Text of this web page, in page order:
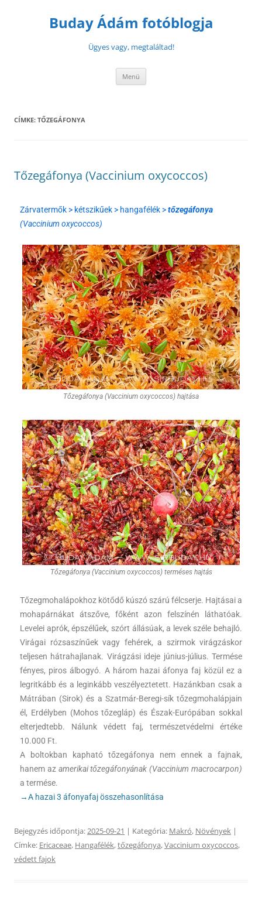
Buday Ádám fotóblogja
Ügyes vagy, megtaláltad!
Menü
CÍMKE: TŐZEGÁFONYA
Tőzegáfonya (Vaccinium oxycoccos)
Zárvatermők > kétszikűek > hangafélék >tőzegáfonya
(Vaccinium oxycoccos)
Tőzegáfonya (Vaccinium oxycoccos) hajtása
Tőzegáfonya (Vaccinium oxycoccos) terméses hajtás
Tőzegmohalápokhoz kötődő kúszó szárú félcserje. Hajtásai a
mohapárnákat átszőve, főként azon felszínén láthatóak.
Levelei aprók, épszélűek, szórt állásúak, a levek széle behajló.
Virágai rózsaszínűek vagy fehérek, a szirmok virágzáskor
teljesen hátrahajlanak. Virágzási ideje június-július. Termése
fényes, piros álbogyó. A három hazai áfonya faj közül ez a
legritkább és a leginkább veszélyeztetett. Hazánkban csak a
Mátrában (Sirok) és a Szatmár-Beregi-sík tőzegmohalápjain
él, Erdélyben (Mohos tőzegláp) és Észak-Európában sokkal
elterjedtebb. Nálunk védett faj, természetvédelmi értéke
10.000 Ft.
A boltokban kapható tőzegáfonya nem ennek a fajnak,
hanem az amerikai tőzegáfonyának (Vaccinium macrocarpon)
a termése.
→A hazai 3 áfonyafaj összehasonlítása
Bejegyzés időpontja:2025-09-21 | Kategória: Makró, Növények |
Címke: Ericaceae, Hangafélék,tőzegáfonya,Vaccinium oxycoccos,
védett fajok